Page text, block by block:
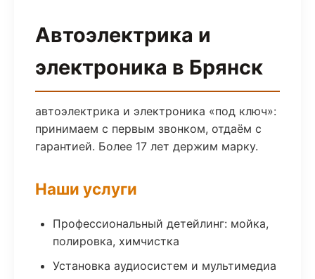
Автоэлектрика и
электроника в Брянск
автоэлектрика и электроника «под ключ»:
принимаем с первым звонком, отдаём с
гарантией. Более 17 лет держим марку.
Наши услуги
Профессиональный детейлинг: мойка,
полировка, химчистка
Установка аудиосистем и мультимедиа